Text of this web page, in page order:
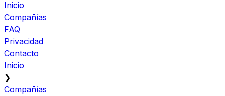
Inicio
Compañías
FAQ
Privacidad
Contacto
Inicio
❯
Compañías